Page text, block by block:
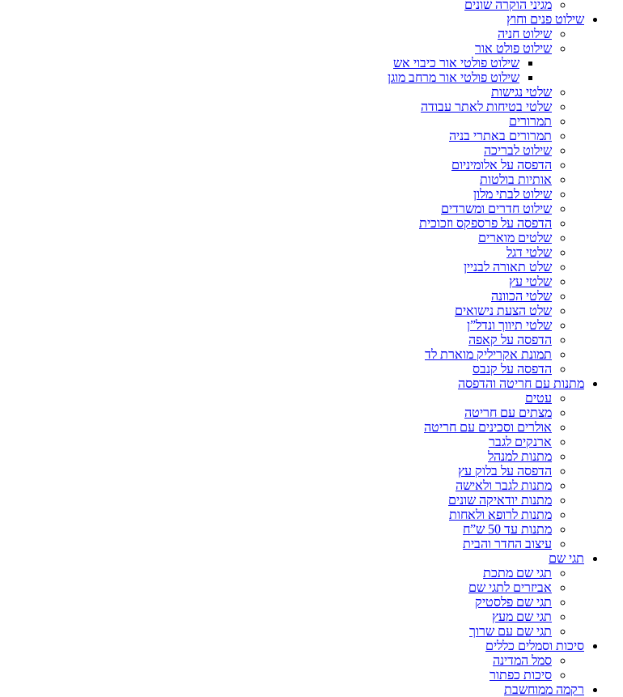
מגיני הוקרה שונים
שילוט פנים וחוץ
שילוט חניה
שילוט פולט אור
שילוט פולטי אור כיבוי אש
שילוט פולטי אור מרחב מוגן
שלטי נגישות
שלטי בטיחות לאתר עבודה
תמרורים
תמרורים באתרי בניה
שילוט לבריכה
הדפסה על אלומיניום
אותיות בולטות
שילוט לבתי מלון
שילוט חדרים ומשרדים
הדפסה על פרספקס וזכוכית
שלטים מוארים
שלטי דגל
שלט תאורה לבניין
שלטי עץ
שלטי הכוונה
שלט הצעת נישואים
שלטי תיווך ונדל”ן
הדפסה על קאפה
תמונת אקריליק מוארת לד
הדפסה על קנבס
מתנות עם חריטה והדפסה
עטים
מצתים עם חריטה
אולרים וסכינים עם חריטה
ארנקים לגבר
מתנות למנהל
הדפסה על בלוק עץ
מתנות לגבר ולאישה
מתנות יודאיקה שונים
מתנות לרופא ולאחות
מתנות עד 50 ש”ח
עיצוב החדר והבית
תגי שם
תגי שם מתכת
אביזרים לתגי שם
תגי שם פלסטיק
תגי שם מעץ
תגי שם עם שרוך
סיכות וסמלים כללים
סמל המדינה
סיכות כפתור
רקמה ממוחשבת